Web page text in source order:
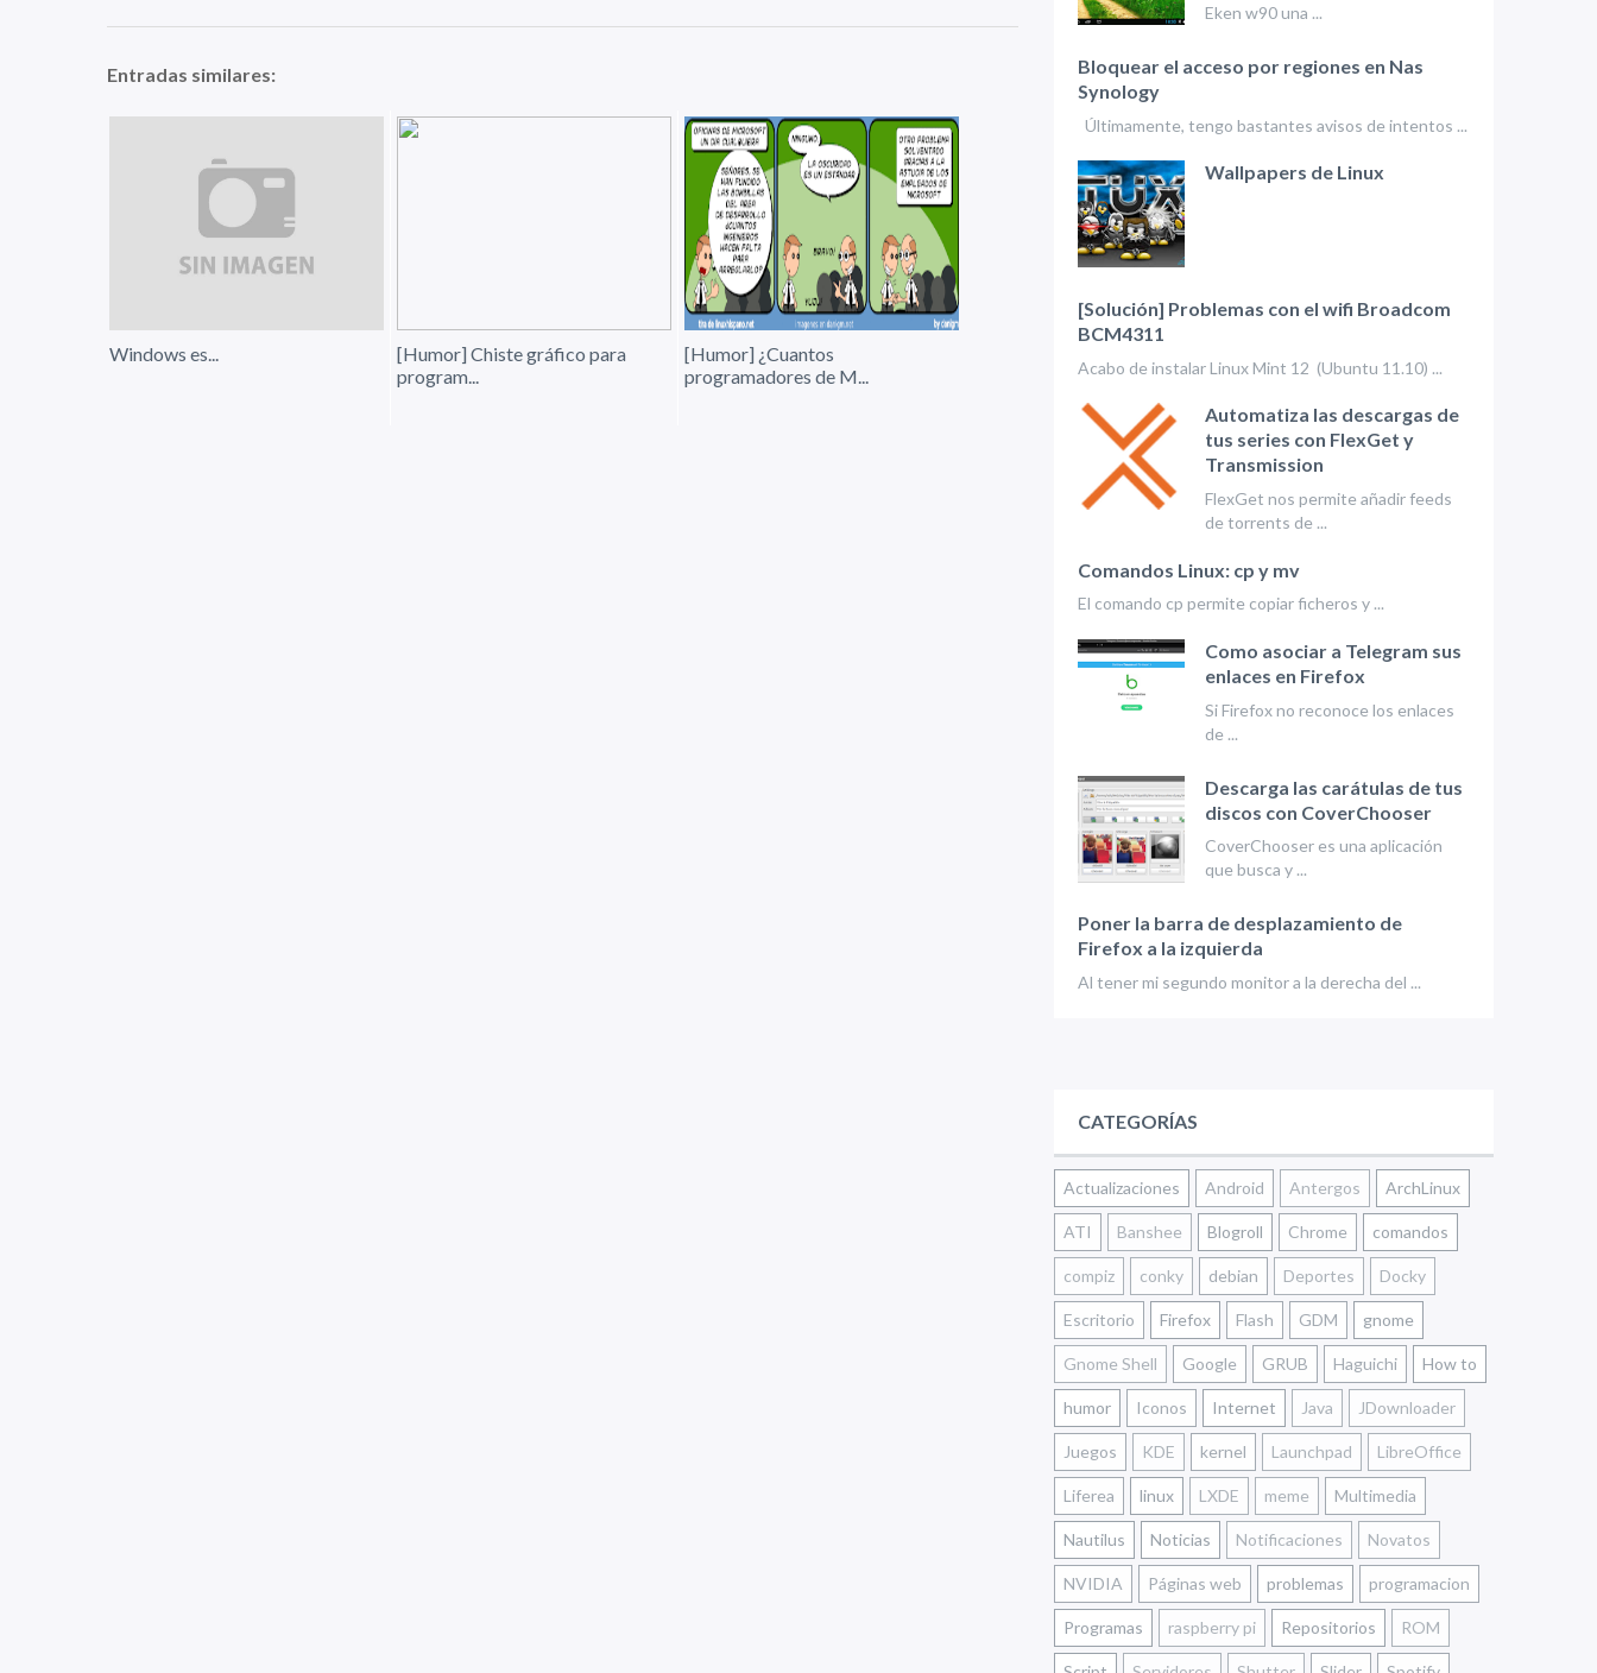
Entradas similares:
Windows es...
[Humor] Chiste gráfico para
program...
[Humor] ¿Cuantos
programadores de M...
Eken w90 una ...
Bloquear el acceso por regiones en Nas
Synology
Últimamente, tengo bastantes avisos de intentos ...
Wallpapers de Linux
[Solución] Problemas con el wifi Broadcom
BCM4311
Acabo de instalar Linux Mint 12 (Ubuntu 11.10) ...
Automatiza las descargas de
tus series con FlexGet y
Transmission
FlexGet nos permite añadir feeds
de torrents de ...
Comandos Linux: cp y mv
El comando cp permite copiar ficheros y ...
Como asociar a Telegram sus
enlaces en Firefox
Si Firefox no reconoce los enlaces
de ...
Descarga las carátulas de tus
discos con CoverChooser
CoverChooser es una aplicación
que busca y ...
Poner la barra de desplazamiento de
Firefox a la izquierda
Al tener mi segundo monitor a la derecha del ...
CATEGORÍAS
Actualizaciones Android Antergos ArchLinux
ATI Banshee Blogroll Chrome comandos
compiz conky debian Deportes Docky
Escritorio Firefox Flash GDM gnome
Gnome Shell Google GRUB Haguichi How to
humor Iconos Internet Java JDownloader
Juegos KDE kernel Launchpad LibreOffice
Liferea linux LXDE meme Multimedia
Nautilus Noticias Notificaciones Novatos
NVIDIA Páginas web problemas programacion
Programas raspberry pi Repositorios ROM